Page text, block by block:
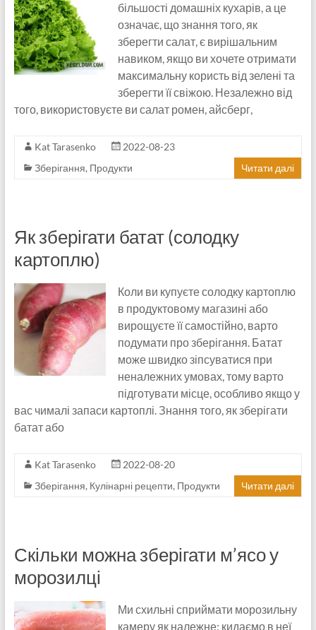
більшості домашніх кухарів, а це
означає, що знання того, як
зберегти салат, є вирішальним
навиком, якщо ви хочете отримати
максимальну користь від зелені та
зберегти її свіжою. Незалежно від
того, використовуєте ви салат ромен, айсберг,
Kat Tarasenko
2022-08-23
Зберігання, Продукти Читати далі
Як зберігати батат (солодку
картоплю)
Коли ви купуєте солодку картоплю
в продуктовому магазині або
вирощуєте її самостійно, варто
подумати про зберігання. Батат
може швидко зіпсуватися при
неналежних умовах, тому варто
підготувати місце, особливо якщо у
вас чималі запаси картоплі. Знання того, як зберігати
батат або
Kat Tarasenko
2022-08-20
Зберігання, Кулінарні рецепти, Продукти Читати далі
Скільки можна зберігати м’ясо у
морозилці
Ми схильні сприймати морозильну
камеру як належне: кидаємо в неї